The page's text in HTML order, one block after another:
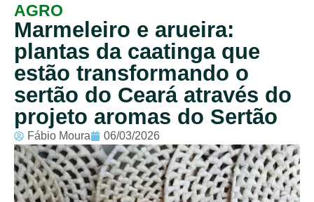
AGRO
Marmeleiro e arueira:
plantas da caatinga que
estão transformando o
sertão do Ceará através do
projeto aromas do Sertão
Fábio Moura 06/03/2026